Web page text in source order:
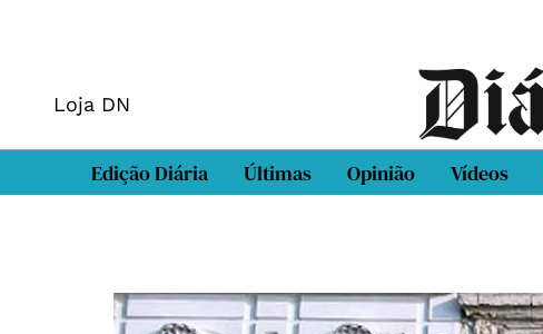
Loja DN
Edição Diária Últimas Opinião Vídeos